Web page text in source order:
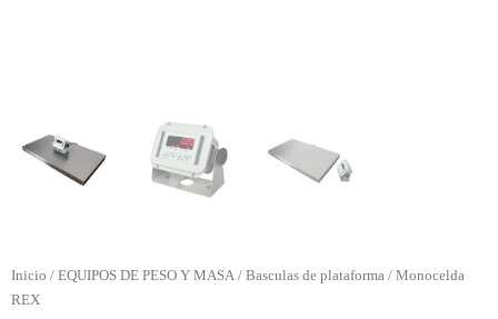
Inicio / EQUIPOS DE PESO Y MASA / Basculas de plataforma / Monocelda
REX